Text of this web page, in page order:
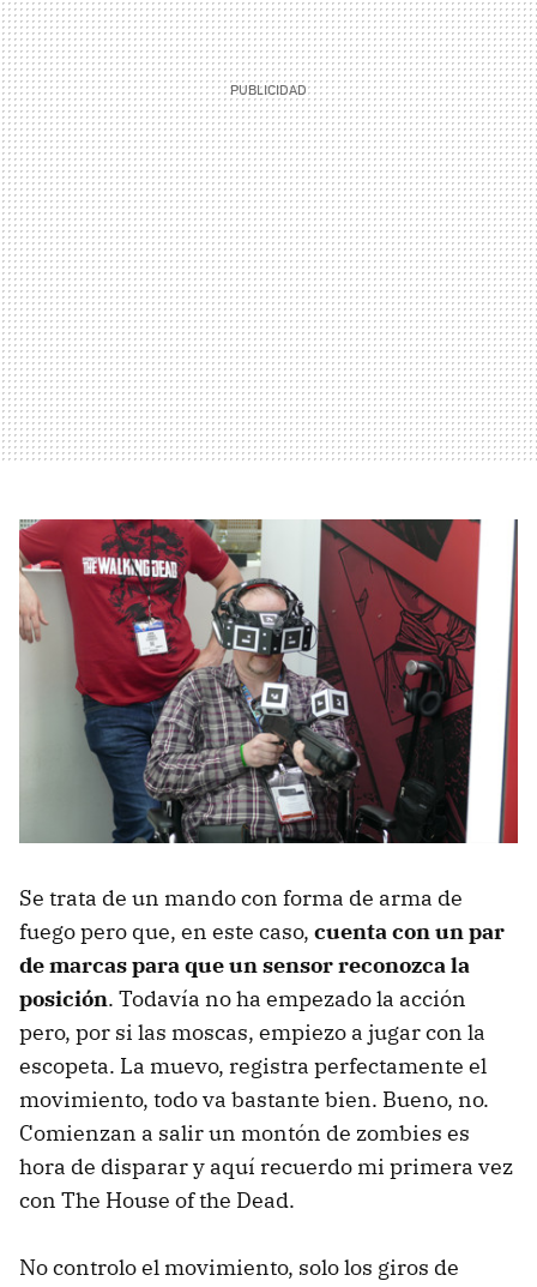
Se trata de un mando con forma de arma de
fuego pero que, en este caso, cuenta con un par
de marcas para que un sensor reconozca la
posición. Todavía no ha empezado la acción
pero, por si las moscas, empiezo a jugar con la
escopeta. La muevo, registra perfectamente el
movimiento, todo va bastante bien. Bueno, no.
Comienzan a salir un montón de zombies es
hora de disparar y aquí recuerdo mi primera vez
con The House of the Dead.
No controlo el movimiento, solo los giros de